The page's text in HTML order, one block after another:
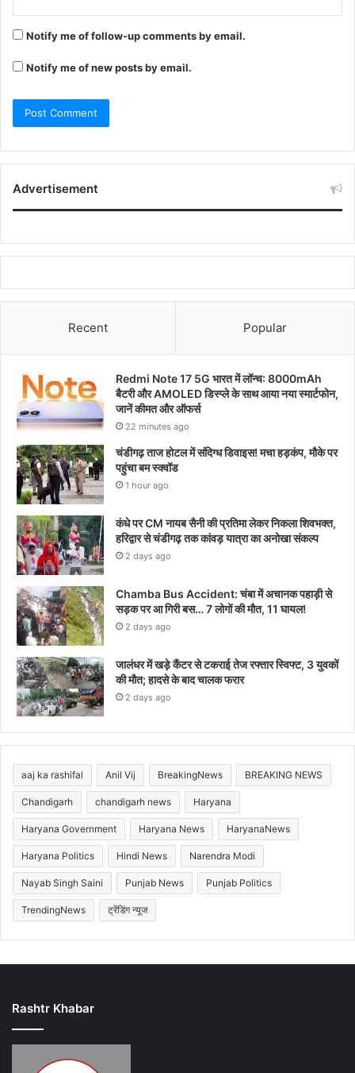
Notify me of follow-up comments by email.
Notify me of new posts by email.
Advertisement
Recent Popular
Redmi Note 17 5G भारत में लॉन्च: 8000mAh
बैटरी और AMOLED डिस्प्ले के साथ आया नया स्मार्टफोन,
जानें कीमत और ऑफर्स
22 minutes ago
चंडीगढ़ ताज होटल में संदिग्ध डिवाइस! मचा हड़कंप, मौके पर
पहुंचा बम स्क्वॉड
1 hour ago
कंधे पर CM नायब सैनी की प्रतिमा लेकर निकला शिवभक्त,
हरिद्वार से चंडीगढ़ तक कांवड़ यात्रा का अनोखा संकल्प
2 days ago
Chamba Bus Accident: चंबा में अचानक पहाड़ी से
सड़क पर आ गिरी बस… 7 लोगों की मौत, 11 घायल!
2 days ago
जालंधर में खड़े कैंटर से टकराई तेज रफ्तार स्विफ्ट, 3 युवकों
की मौत; हादसे के बाद चालक फरार
2 days ago
aaj ka rashifal Anil Vij BreakingNews BREAKING NEWS
Chandigarh chandigarh news Haryana
Haryana Government Haryana News HaryanaNews
Haryana Politics Hindi News Narendra Modi
Nayab Singh Saini Punjab News Punjab Politics
TrendingNews ट्रेंडिंग न्यूज
Rashtr Khabar